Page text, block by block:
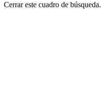
Cerrar este cuadro de búsqueda.